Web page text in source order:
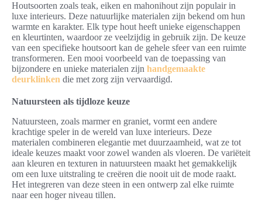
Houtsoorten zoals teak, eiken en mahonihout zijn populair in
luxe interieurs. Deze natuurlijke materialen zijn bekend om hun
warmte en karakter. Elk type hout heeft unieke eigenschappen
en kleurtinten, waardoor ze veelzijdig in gebruik zijn. De keuze
van een specifieke houtsoort kan de gehele sfeer van een ruimte
transformeren. Een mooi voorbeeld van de toepassing van
bijzondere en unieke materialen zijn handgemaakte
deurklinken die met zorg zijn vervaardigd.
Natuursteen als tijdloze keuze
Natuursteen, zoals marmer en graniet, vormt een andere
krachtige speler in de wereld van luxe interieurs. Deze
materialen combineren elegantie met duurzaamheid, wat ze tot
ideale keuzes maakt voor zowel wanden als vloeren. De variëteit
aan kleuren en texturen in natuursteen maakt het gemakkelijk
om een luxe uitstraling te creëren die nooit uit de mode raakt.
Het integreren van deze steen in een ontwerp zal elke ruimte
naar een hoger niveau tillen.